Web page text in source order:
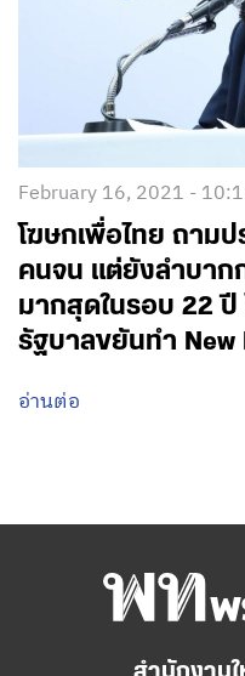
February 16, 2021 -
โฆษกเพื่อไทย ถามป
คนจน แต่ยังลำบาก
มากสุดในรอบ 22 ปี
รัฐบาลขยันทำ New
อ่านต่อ